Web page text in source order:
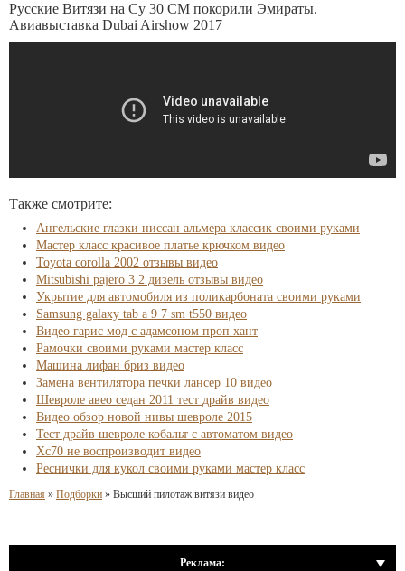
Русские Витязи на Су 30 СМ покорили Эмираты.
Авиавыставка Dubai Airshow 2017
Также смотрите:
Ангельские глазки ниссан альмера классик своими руками
Мастер класс красивое платье крючком видео
Toyota corolla 2002 отзывы видео
Mitsubishi pajero 3 2 дизель отзывы видео
Укрытие для автомобиля из поликарбоната своими руками
Samsung galaxy tab a 9 7 sm t550 видео
Видео гарис мод с адамсоном проп хант
Рамочки своими руками мастер класс
Машина лифан бриз видео
Замена вентилятора печки лансер 10 видео
Шевроле авео седан 2011 тест драйв видео
Видео обзор новой нивы шевроле 2015
Тест драйв шевроле кобальт с автоматом видео
Xc70 не воспроизводит видео
Реснички для кукол своими руками мастер класс
Главная » Подборки » Высший пилотаж витязи видео
Реклама: